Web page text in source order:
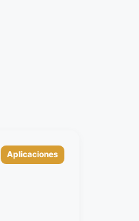
Categorías
Aplicaciones